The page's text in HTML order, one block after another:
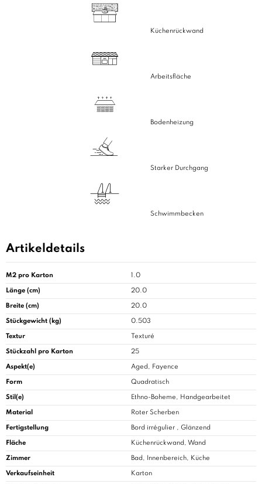
Küchenrückwand
Arbeitsfläche
Bodenheizung
Starker Durchgang
Schwimmbecken
Artikeldetails
M2 pro Karton 1.0
Länge (cm) 20.0
Breite (cm) 20.0
Stückgewicht (kg) 0.503
Textur Texturé
Stückzahl pro Karton 25
Aspekt(e) Aged, Fayence
Form Quadratisch
Stil(e) Ethno-Boheme, Handgearbeitet
Material Roter Scherben
Fertigstellung Bord irrégulier , Glänzend
Fläche Küchenrückwand, Wand
Zimmer Bad, Innenbereich, Küche
Verkaufseinheit Karton